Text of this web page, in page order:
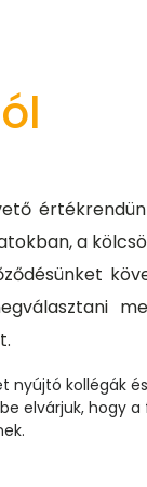
a
nyújtó kollégák
elvárjuk, hogy